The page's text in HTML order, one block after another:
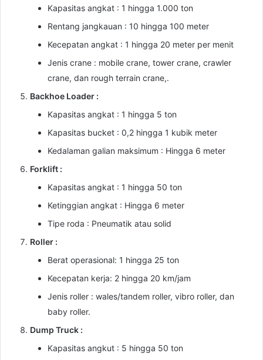
Kapasitas angkat : 1 hingga 1.000 ton
Rentang jangkauan : 10 hingga 100 meter
Kecepatan angkat : 1 hingga 20 meter per menit
Jenis crane : mobile crane, tower crane, crawler
crane, dan rough terrain crane,.
Backhoe Loader :
Kapasitas angkat : 1 hingga 5 ton
Kapasitas bucket : 0,2 hingga 1 kubik meter
Kedalaman galian maksimum : Hingga 6 meter
Forklift :
Kapasitas angkat : 1 hingga 50 ton
Ketinggian angkat : Hingga 6 meter
Tipe roda : Pneumatik atau solid
Roller :
Berat operasional: 1 hingga 25 ton
Kecepatan kerja: 2 hingga 20 km/jam
Jenis roller : wales/tandem roller, vibro roller, dan
baby roller.
Dump Truck :
Kapasitas angkut : 5 hingga 50 ton